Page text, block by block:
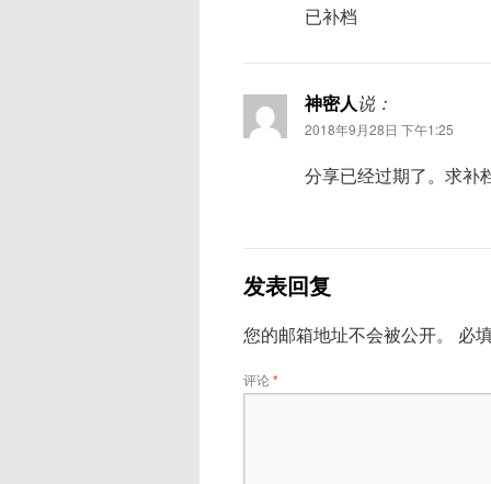
已补档
神密人说：
2018年9月28日 下午1:25
分享已经过期了。求补
发表回复
您的邮箱地址不会被公开。 必
评论*